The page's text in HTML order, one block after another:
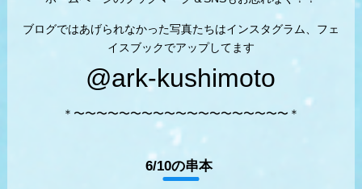
ブログではあげられなかった写真たちはインスタグラム、フェ
イスブックでアップしてます
@ark-kushimoto
＊〜〜〜〜〜〜〜〜〜〜〜〜〜〜〜〜〜〜〜＊
6/10の串本